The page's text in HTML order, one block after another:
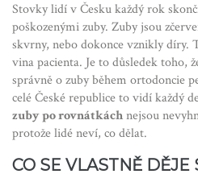
Stovky lidí v Česku každý rok
poškozenými zuby. Zuby jsou
skvrny, nebo dokonce vznikly díry.
vina pacienta. Je to důsledek toho,
správně o zuby během ortodoncie
celé České republice to vidí každý
zuby po rovnátkáchnejsou
protože lidé neví, co dělat.
CO SE VLASTNĚ DĚJE